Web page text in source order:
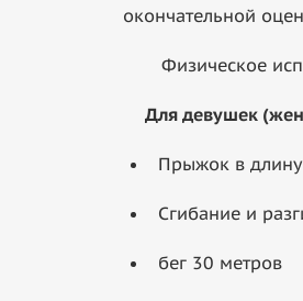
окончательной
Физическое
Для девушек
Прыжок в
Сгибание и
бег 30 метров